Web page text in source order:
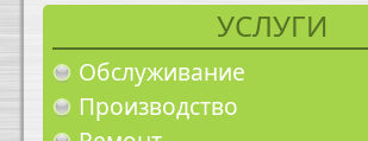
УСЛУГИ
Обслуживание
Производство